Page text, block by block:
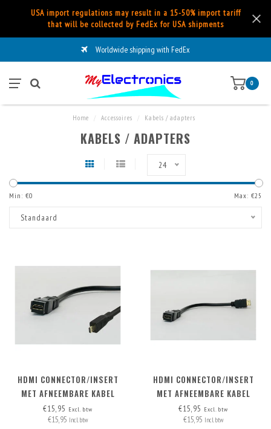
USA import regulations may result in a 15-50% import tariff
that will be collected by FedEx for USA shipments
Worldwide shipping with FedEx
0
Home Accessoires Kabels / adapters
KABELS / ADAPTERS
24
Min: €0 Max: €25
Standaard
HDMI CONNECTOR/INSERT
MET AFNEEMBARE KABEL
MICRO-HDMI > HDMI A
€15,95 Excl. btw
€15,95 Incl. btw
HDMI CONNECTOR/INSERT
MET AFNEEMBARE KABEL
HDMI-A>HDMI-A
€15,95 Excl. btw
€15,95 Incl. btw